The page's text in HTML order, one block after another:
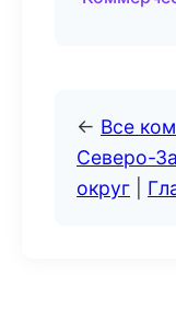
← Все
Северо-
округ